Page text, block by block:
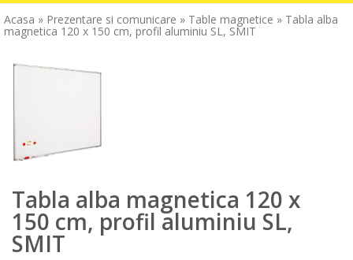
Acasa » Prezentare si comunicare » Table magnetice » Tabla alba
magnetica 120 x 150 cm, profil aluminiu SL, SMIT
Tabla alba magnetica 120 x
150 cm, profil aluminiu SL,
SMIT